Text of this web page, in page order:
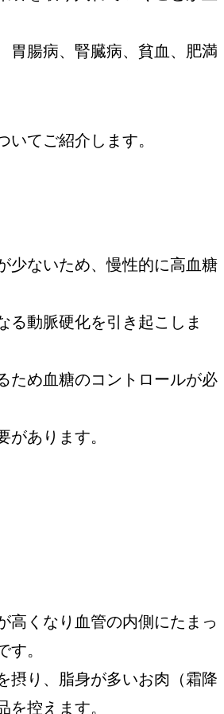
胃腸病、腎臓病、貧血、肥満
てご紹介します。
少ないため、慢性的に高血糖
る動脈硬化を引き起こしま
ため血糖のコントロールが必
あります。
高くなり血管の内側にたまっ
。
摂り、脂身が多いお肉（霜降
控えます。